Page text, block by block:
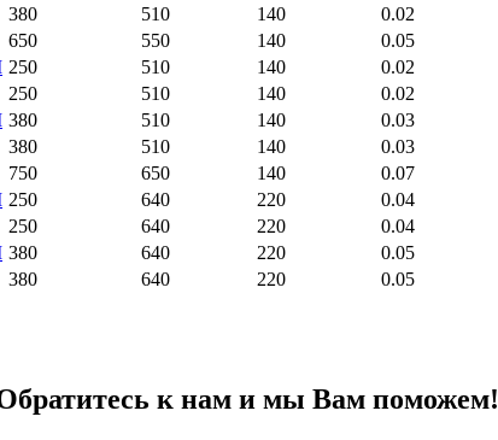
380 510 140
0.02
650 550 140
0.05
250 510 140
0.02
250 510 140
0.02
380 510 140
0.03
380 510 140
0.03
750 650 140
0.07
250 640 220
0.04
250 640 220
0.04
380 640 220
0.05
380 640 220
0.05
к нам и мы Вам поможем!